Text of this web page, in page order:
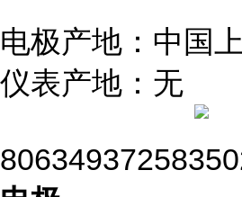
电极产地：中国
仪表产地：无